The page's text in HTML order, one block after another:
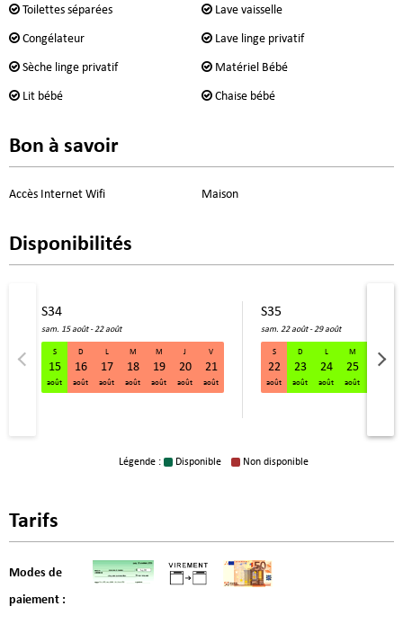
Toilettes séparées Lave vaisselle
Congélateur Lave linge privatif
Sèche linge privatif Matériel Bébé
Lit bébé Chaise bébé
Bon à savoir
Accès Internet Wifi Maison
Disponibilités
S34
sam. 15 août - 22 août
S
15
août
D
16
août
L
17
août
M
18
août
M
19
août
J
20
août
V
21
août
S35
sam. 22 août - 29 août
S
22
août
D
23
août
L
24
août
M
25
août
M
26
S34 sam. 15 août - 22 août
Légende : Disponible Non disponible
Tarifs
Modes de
paiement :